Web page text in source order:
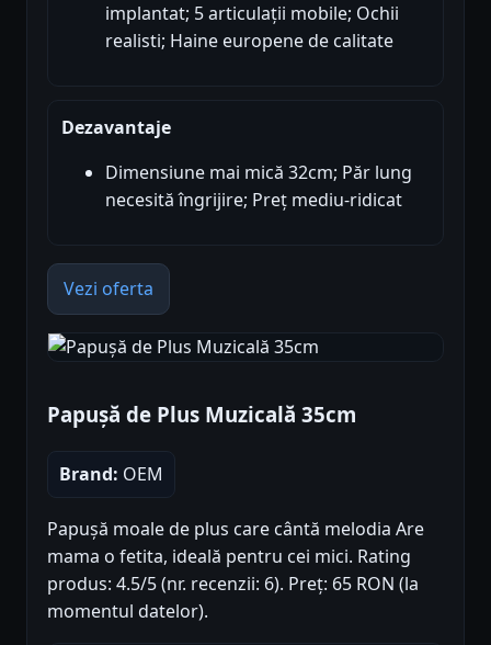
implantat; 5 articulații mobile; Ochii
realisti; Haine europene de calitate
Dezavantaje
Dimensiune mai mică 32cm; Păr lung
necesită îngrijire; Preț mediu-ridicat
Vezi oferta
Papușă de Plus Muzicală 35cm
Brand: OEM
Papușă moale de plus care cântă melodia Are
mama o fetita, ideală pentru cei mici. Rating
produs: 4.5/5 (nr. recenzii: 6). Preț: 65 RON (la
momentul datelor).